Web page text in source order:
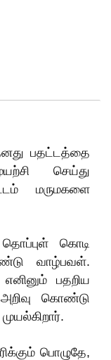
பதட்டத்தை
செய்து
மருமகளை
கொடி
வாழ்பவள்.
பதறிய
கொண்டு
பொழுதே,